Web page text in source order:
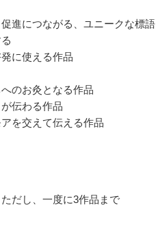
進につながる、ユニークな標語
に使える作品
のお灸となる作品
伝わる作品
を交えて伝える作品
だし、一度に3作品まで